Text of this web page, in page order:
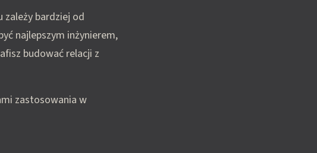
zależy bardziej od
najlepszym inżynierem,
budować relacji z
zastosowania w